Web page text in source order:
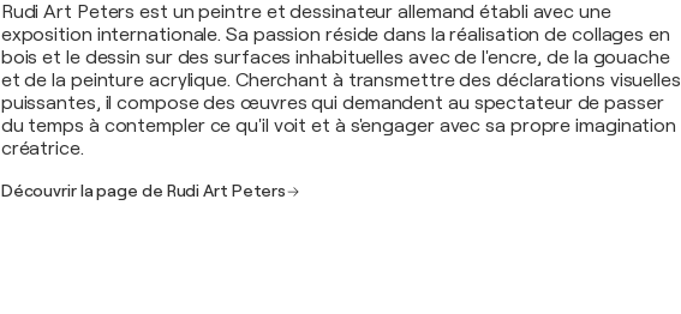
Rudi Art Peters est un peintre et dessinateur allemand établi avec une
exposition internationale. Sa passion réside dans la réalisation de collages en
bois et le dessin sur des surfaces inhabituelles avec de l'encre, de la gouache
et de la peinture acrylique. Cherchant à transmettre des déclarations visuelles
puissantes, il compose des œuvres qui demandent au spectateur de passer
du temps à contempler ce qu'il voit et à s'engager avec sa propre imagination
créatrice.
Découvrir la page de Rudi Art Peters